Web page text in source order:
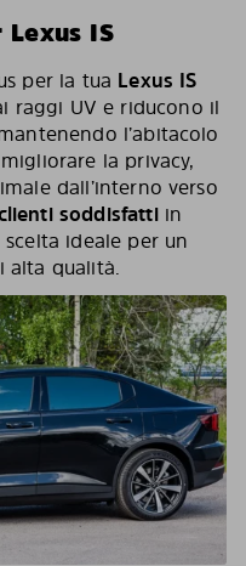
IS
per la tua Lexus IS
raggi UV e riducono il
l’abitacolo
la privacy,
dall’interno verso
soddisfattiin
ideale per un
alta qualità.